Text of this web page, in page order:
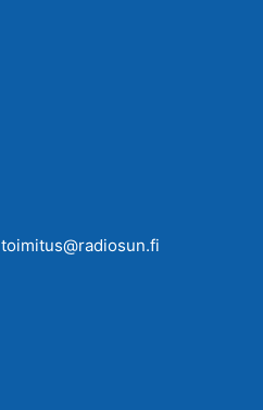
toimitus@radiosun.fi